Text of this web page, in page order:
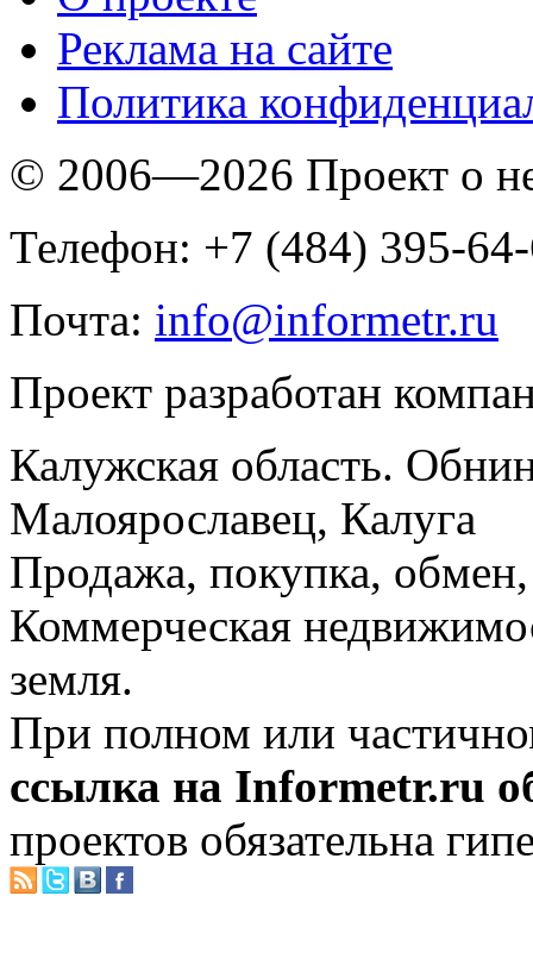
Реклама на сайте
Политика
© 2006—2026 Проект о
Телефон: +7 (484) 395-
Почта: info@informetr.ru
Проект разработан
Калужская область.
Малоярославец, Калуга
Продажа, покупка, обмен,
Коммерческая
земля.
При полном или
ссылка на Informetr.ru
проектов обязательна